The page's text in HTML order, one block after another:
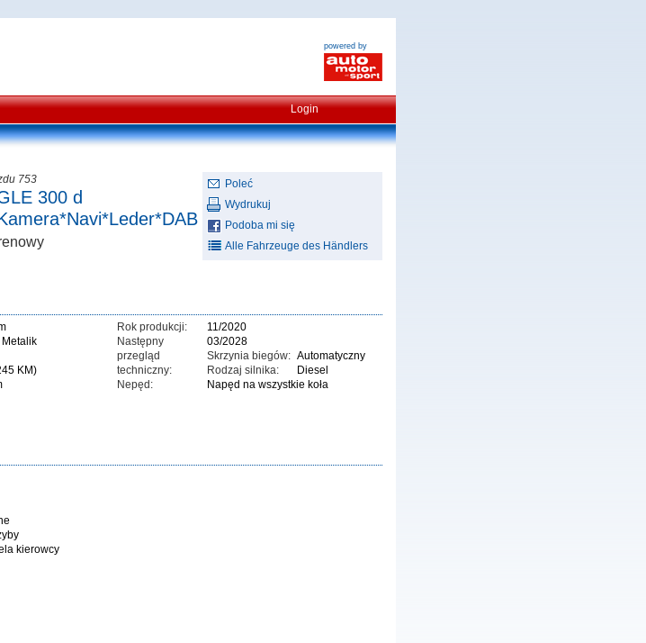
powered by
Login
Poleć
Wydrukuj
Podoba mi się
Alle Fahrzeuge des Händlers
753
300 d
KM)
Rok produkcji:
11/2020
Następny
przegląd
techniczny:
03/2028
Skrzynia biegów: Automatyczny
Rodzaj silnika:
Diesel
Nepęd:
Napęd na wszystkie koła
kierowcy